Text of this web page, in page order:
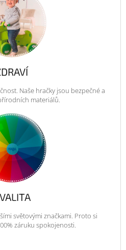
Naše hračky jsou bezpečné a
materiálů.
světovými značkami. Proto si
záruku spokojenosti.